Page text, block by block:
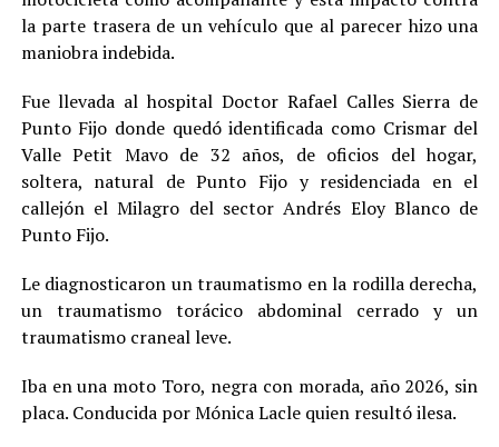
la parte trasera de un vehículo que al parecer hizo una
maniobra indebida.
Fue llevada al hospital Doctor Rafael Calles Sierra de
Punto Fijo donde quedó identificada como Crismar del
Valle Petit Mavo de 32 años, de oficios del hogar,
soltera, natural de Punto Fijo y residenciada en el
callejón el Milagro del sector Andrés Eloy Blanco de
Punto Fijo.
Le diagnosticaron un traumatismo en la rodilla derecha,
un traumatismo torácico abdominal cerrado y un
traumatismo craneal leve.
Iba en una moto Toro, negra con morada, año 2026, sin
placa. Conducida por Mónica Lacle quien resultó ilesa.